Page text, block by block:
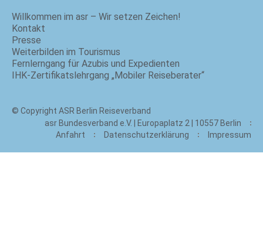
Willkommen im asr – Wir setzen Zeichen!
Kontakt
Presse
Weiterbilden im Tourismus
Fernlerngang für Azubis und Expedienten
IHK-Zertifikatslehrgang „Mobiler Reiseberater“
© Copyright ASR Berlin Reiseverband
asr Bundesverband e.V. | Europaplatz 2 | 10557 Berlin
Anfahrt
Datenschutzerklärung Impressum